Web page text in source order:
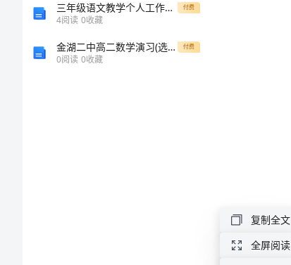
三年级语文教学个人工作总结 付费
4阅读 0收藏
金湖二中高二数学演习(选修1-2)07,5,5 付费
0阅读 0收藏
复制全文
全屏阅读